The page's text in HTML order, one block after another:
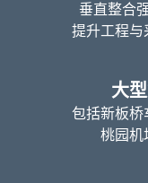
垂直整合
提升工程与
大
包括新板桥
桃园机